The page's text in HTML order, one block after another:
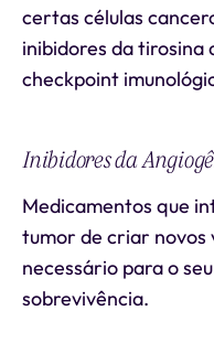
certas células
inibidores da tirosina
checkpoint
Inibidores da
Medicamentos que
tumor de criar novos
necessário para o
sobrevivência.